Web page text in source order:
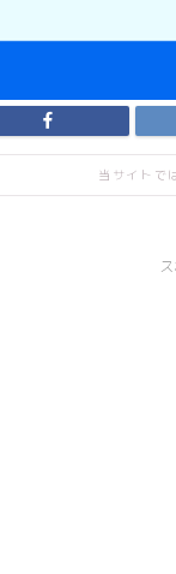
当サイトで